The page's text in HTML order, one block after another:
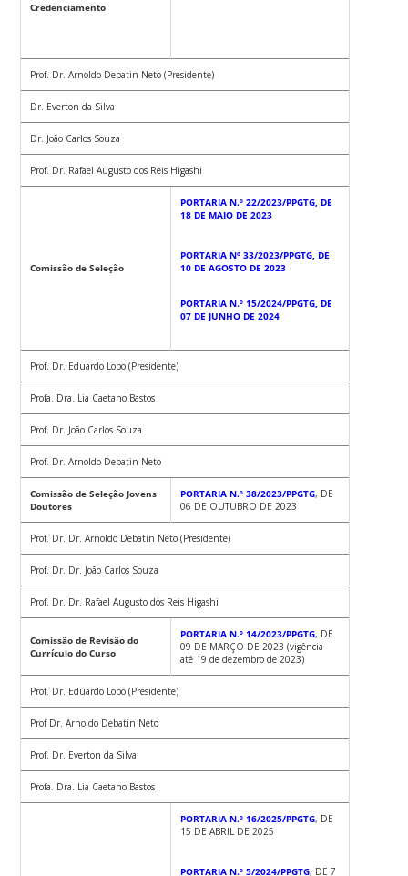
Credenciamento
Prof. Dr. Arnoldo Debatin Neto (Presidente)
Dr. Everton da Silva
Dr. João Carlos Souza
Prof. Dr. Rafael Augusto dos Reis Higashi
Comissão de Seleção
PORTARIA N.º 22/2023/PPGTG, DE
18 DE MAIO DE 2023
PORTARIA Nº 33/2023/PPGTG, DE
10 DE AGOSTO DE 2023
PORTARIA N.º 15/2024/PPGTG, DE
07 DE JUNHO DE 2024
Prof. Dr. Eduardo Lobo (Presidente)
Profa. Dra. Lia Caetano Bastos
Prof. Dr. João Carlos Souza
Prof. Dr. Arnoldo Debatin Neto
Comissão de Seleção Jovens
Doutores
PORTARIA N.º 38/2023/PPGTG, DE
06 DE OUTUBRO DE 2023
Prof. Dr. Dr. Arnoldo Debatin Neto (Presidente)
Prof. Dr. Dr. João Carlos Souza
Prof. Dr. Dr. Rafael Augusto dos Reis Higashi
Comissão de Revisão do
Currículo do Curso
PORTARIA N.º 14/2023/PPGTG, DE
09 DE MARÇO DE 2023 (vigência
até 19 de dezembro de 2023)
Prof. Dr. Eduardo Lobo (Presidente)
Prof Dr. Arnoldo Debatin Neto
Prof. Dr. Everton da Silva
Profa. Dra. Lia Caetano Bastos
PORTARIA N.º 16/2025/PPGTG, DE
15 DE ABRIL DE 2025
PORTARIA N.º 5/2024/PPGTG, DE 7